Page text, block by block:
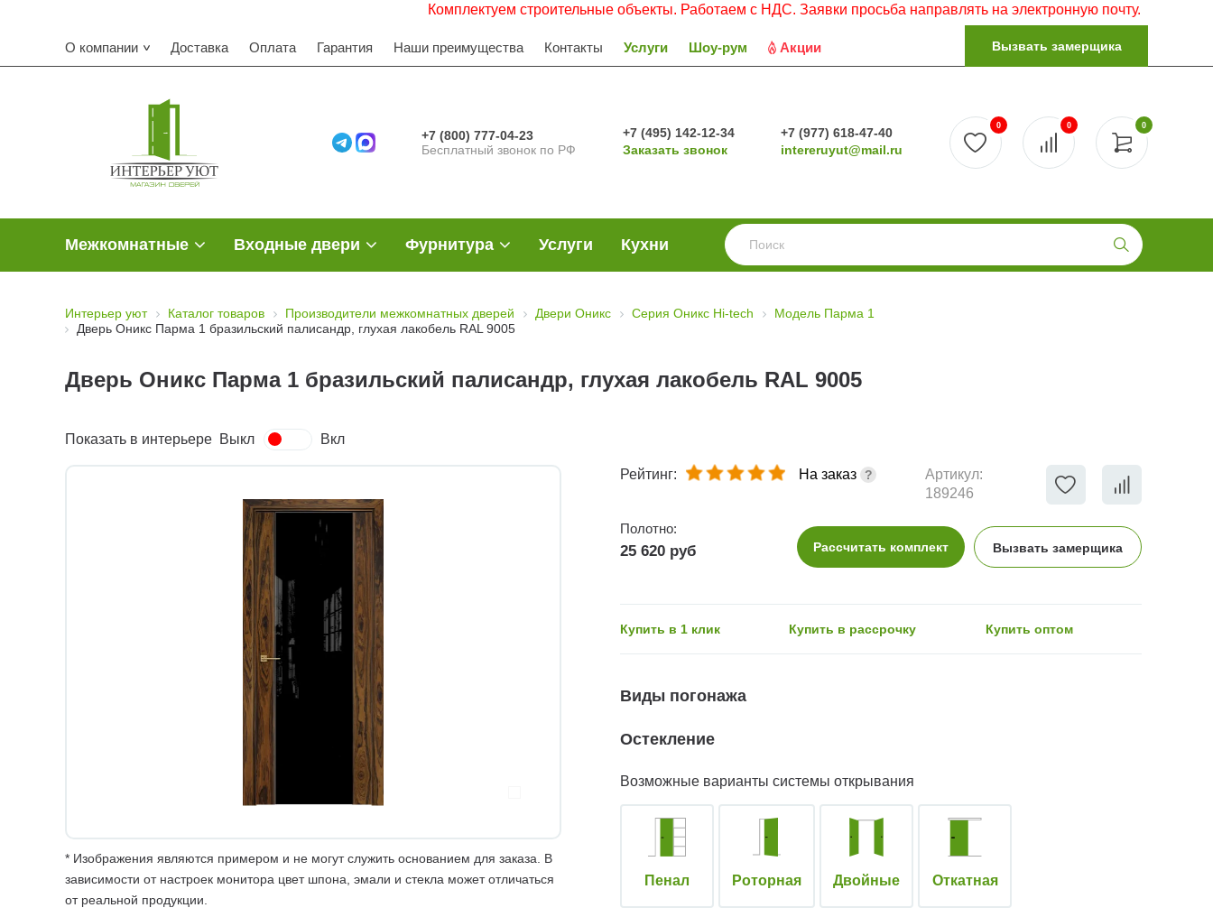
Комплектуем строительные объекты. Работаем с НДС. Заявки просьба направлять на электронную почту.
О компании Доставка Оплата Гарантия Наши преимущества Контакты Услуги Шоу-рум Акции Вызвать замерщика
+7 (800) 777-04-23
Бесплатный звонок по РФ
+7 (495) 142-12-34
Заказать звонок
+7 (977) 618-47-40
intereruyut@mail.ru
0
0 0
Межкомнатные Входные двери Фурнитура Услуги Кухни
Интерьер уют Каталог товаров Производители межкомнатных дверей Двери Оникс Серия Оникс Hi-tech
Модель Парма 1
Дверь Оникс Парма 1 бразильский палисандр, глухая лакобель RAL 9005
Дверь Оникс Парма 1 бразильский палисандр, глухая лакобель RAL 9005
Показать в интерьере Выкл Вкл
* Изображения являются примером и не могут служить основанием для заказа. В
зависимости от настроек монитора цвет шпона, эмали и стекла может отличаться
от реальной продукции.
Рейтинг: На заказ
Артикул:
189246
Полотно:
25 620 руб Рассчитать комплект Вызвать замерщика
Купить в 1 клик Купить в рассрочку Купить оптом
Виды погонажа
Остекление
Возможные варианты системы открывания
Пенал Роторная Двойные Откатная